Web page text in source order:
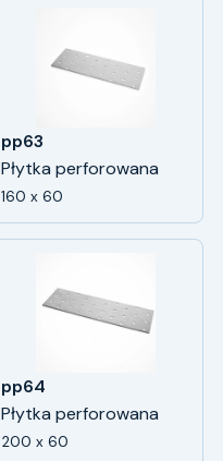
pp63
Płytka perforowana
160 x 60
pp64
Płytka perforowana
200 x 60